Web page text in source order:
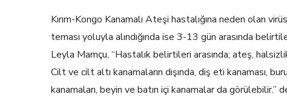
Kırım-Kongo Kanamalı Ateşi hastalığına neden olan
teması yoluyla alındığında ise 3-13 gün arasında
Leyla Mamçu, “Hastalık belirtileri arasında; ateş,
Cilt ve cilt altı kanamaların dışında, diş eti kanaması,
kanamaları, beyin ve batın içi kanamalar da görülebilir.”